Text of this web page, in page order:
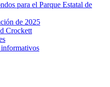
para el Parque Estatal de
de 2025
Crockett